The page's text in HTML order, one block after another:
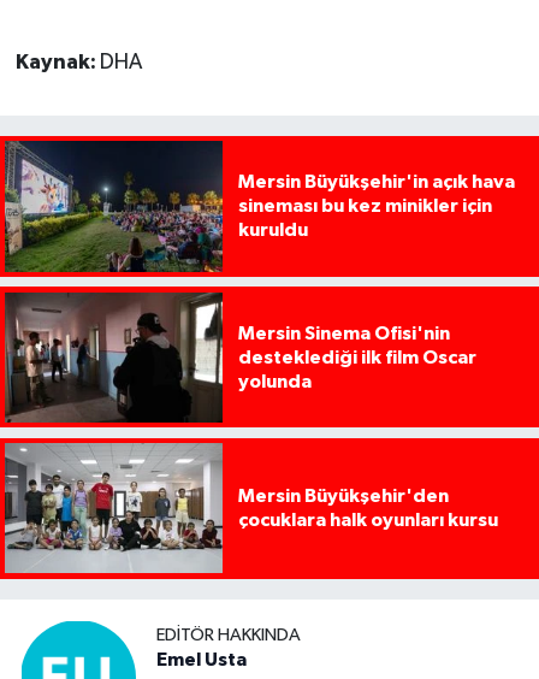
Kaynak: DHA
Mersin Büyükşehir'in açık hava
sineması bu kez minikler için
kuruldu
Mersin Sinema Ofisi'nin
desteklediği ilk film Oscar
yolunda
Mersin Büyükşehir'den
çocuklara halk oyunları kursu
EDITÖR HAKKINDA
Emel Usta